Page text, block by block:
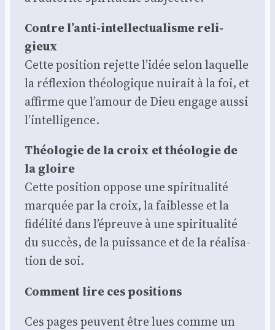
Contre l’anti-intellectualisme reli­
gieux
Cette posi­tion rejette l’idée selon laquelle
la réflexion théo­lo­gique nui­rait à la foi, et
affirme que l’amour de Dieu engage aus­si
l’intelligence.
Théo­lo­gie de la croix et théo­lo­gie de
la gloire
Cette posi­tion oppose une spi­ri­tua­li­té
mar­quée par la croix, la fai­blesse et la
fidé­li­té dans l’épreuve à une spi­ri­tua­li­té
du suc­cès, de la puis­sance et de la réa­li­sa­
tion de soi.
Com­ment lire ces posi­tions
Ces pages peuvent être lues comme un